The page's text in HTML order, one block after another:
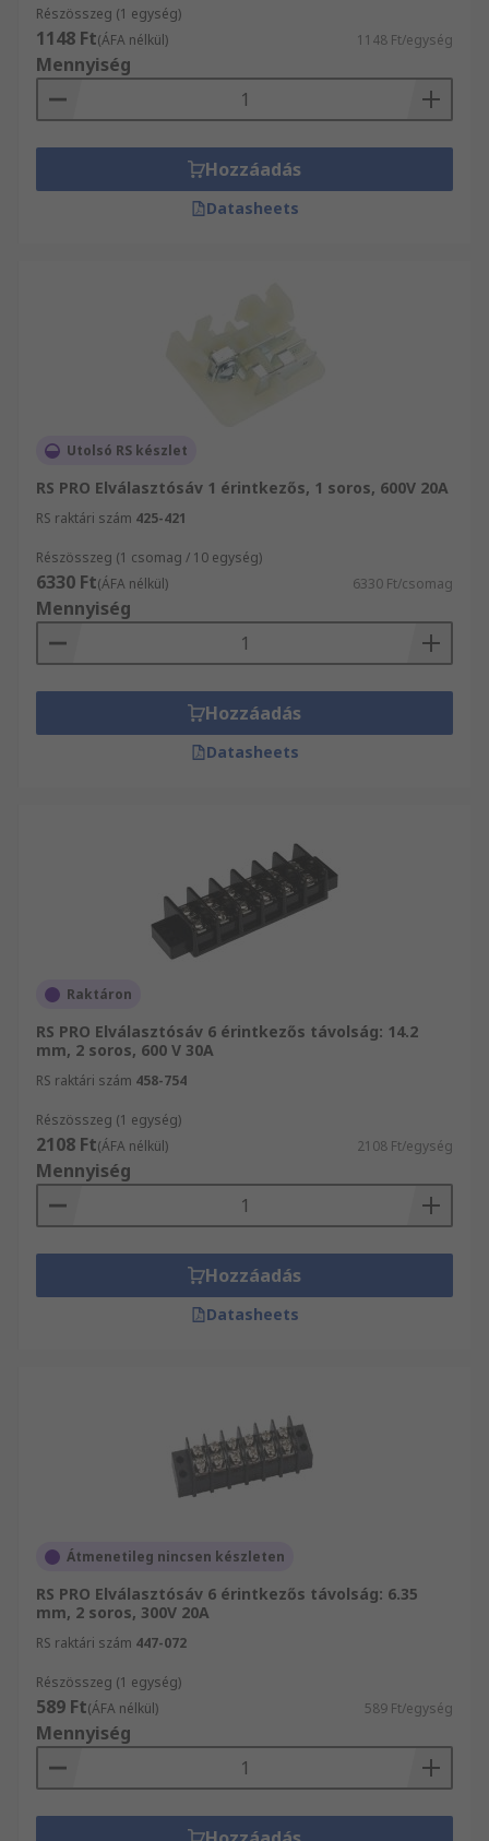
Részösszeg (1 egység)
1148 Ft(ÁFA nélkül) 1148 Ft/egység
Mennyiség
Hozzáadás
Datasheets
Utolsó RS készlet
RS PRO Elválasztósáv 1 érintkezős, 1 soros, 600V 20A
RS raktári szám 425-421
Részösszeg (1 csomag / 10 egység)
6330 Ft(ÁFA nélkül) 6330 Ft/csomag
Mennyiség
Hozzáadás
Datasheets
Raktáron
RS PRO Elválasztósáv 6 érintkezős távolság: 14.2
mm, 2 soros, 600 V 30A
RS raktári szám 458-754
Részösszeg (1 egység)
2108 Ft(ÁFA nélkül) 2108 Ft/egység
Mennyiség
Hozzáadás
Datasheets
Átmenetileg nincsen készleten
RS PRO Elválasztósáv 6 érintkezős távolság: 6.35
mm, 2 soros, 300V 20A
RS raktári szám 447-072
Részösszeg (1 egység)
589 Ft(ÁFA nélkül) 589 Ft/egység
Mennyiség